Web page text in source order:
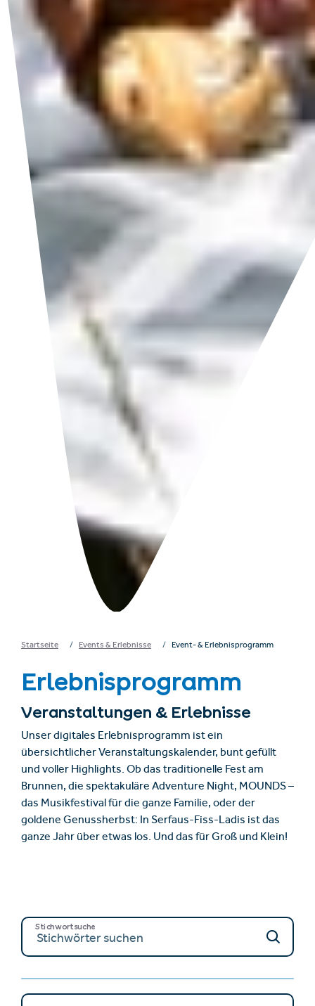
Startseite Events & Erlebnisse Event- & Erlebnisprogramm
Erlebnisprogramm
Veranstaltungen & Erlebnisse
Unser digitales Erlebnisprogramm ist ein
übersichtlicher Veranstaltungskalender, bunt gefüllt
und voller Highlights. Ob das traditionelle Fest am
Brunnen, die spektakuläre Adventure Night, MOUNDS –
das Musikfestival für die ganze Familie, oder der
goldene Genussherbst: In Serfaus-Fiss-Ladis ist das
ganze Jahr über etwas los. Und das für Groß und Klein!
Stichwortsuche